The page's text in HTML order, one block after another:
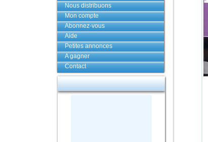
Nous distribuons
Mon compte
Abonnez-vous
Aide
Petites annonces
A gagner
Contact